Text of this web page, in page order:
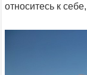
относитесь к